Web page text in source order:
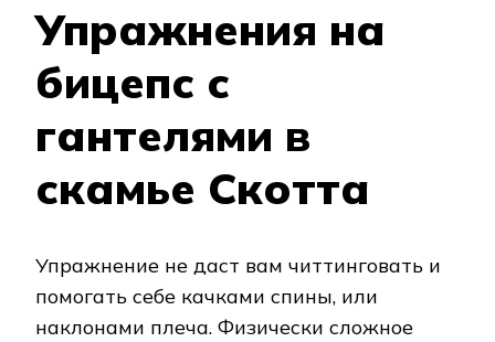
Упражнения на
бицепс с
гантелями в
скамье Скотта
Упражнение не даст вам читтинговать и
помогать себе качками спины, или
наклонами плеча. Физически сложное